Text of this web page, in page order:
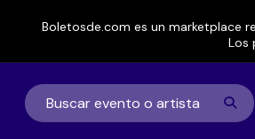
Boletosde.com es un marketplace
Los